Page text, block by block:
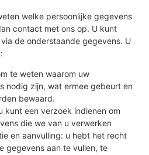
welke persoonlijke gegevens
contact met ons op. U kunt
de onderstaande gegevens. U
te weten waarom uw
nodig zijn, wat ermee gebeurt en
bewaard.
kunt een verzoek indienen om
die we van u verwerken
en aanvulling: u hebt het recht
gegevens aan te vullen, te